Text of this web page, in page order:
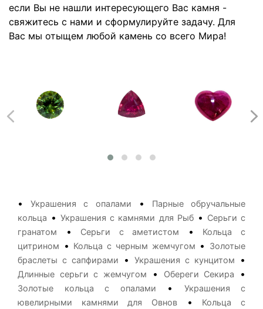
если Вы не нашли интересующего Вас камня -
свяжитесь с нами и сформулируйте задачу. Для
Вас мы отыщем любой камень со всего Мира!
•Украшения с опалами •
Парные обручальные
кольца •Украшения с камнями для Рыб• Серьги с
гранатом
• Серьги с аметистом •
Кольца с
цитрином
• Кольца с черным жемчугом •
Золотые
браслеты с сапфирами
• Украшения с кунцитом •
Длинные серьги с жемчугом • Обереги Секира •
Золотые кольца с опалами •
Украшения с
ювелирными камнями для Овнов •
Кольца с